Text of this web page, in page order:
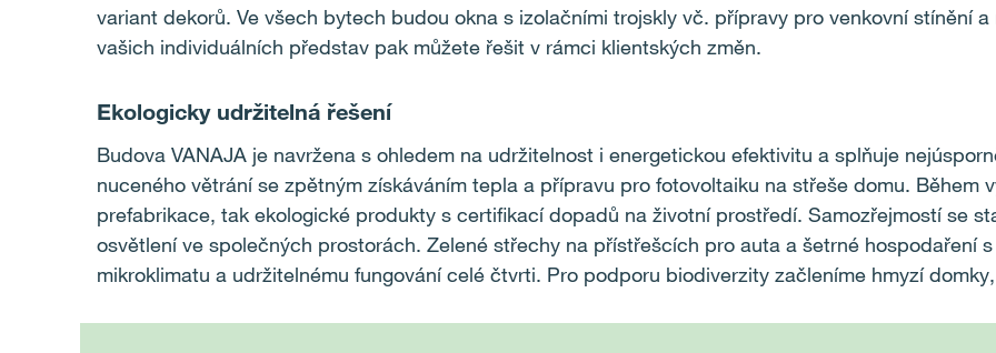
variant dekorů. Ve všech bytech budou okna s izolačními trojskly vč. přípravy pro venkovní stínění
vašich individuálních představ pak můžete řešit v rámci klientských změn.
Ekologicky udržitelná řešení
Budova VANAJA je navržena s ohledem na udržitelnost i energetickou efektivitu a splňuje
nuceného větrání se zpětným získáváním tepla a přípravu pro fotovoltaiku na střeše domu. Během
prefabrikace, tak ekologické produkty s certifikací dopadů na životní prostředí. Samozřejmostí se
osvětlení ve společných prostorách. Zelené střechy na přístřešcích pro auta a šetrné hospodaření
mikroklimatu a udržitelnému fungování celé čtvrti. Pro podporu biodiverzity začleníme hmyzí